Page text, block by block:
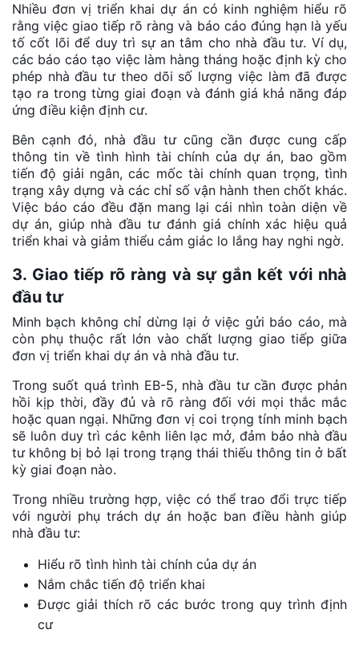
Nhiều đơn vị triển khai dự án có kinh nghiệm hiểu rõ
rằng việc giao tiếp rõ ràng và báo cáo đúng hạn là yếu
tố cốt lõi để duy trì sự an tâm cho nhà đầu tư. Ví dụ,
các báo cáo tạo việc làm hàng tháng hoặc định kỳ cho
phép nhà đầu tư theo dõi số lượng việc làm đã được
tạo ra trong từng giai đoạn và đánh giá khả năng đáp
ứng điều kiện định cư.
Bên cạnh đó, nhà đầu tư cũng cần được cung cấp
thông tin về tình hình tài chính của dự án, bao gồm
tiến độ giải ngân, các mốc tài chính quan trọng, tình
trạng xây dựng và các chỉ số vận hành then chốt khác.
Việc báo cáo đều đặn mang lại cái nhìn toàn diện về
dự án, giúp nhà đầu tư đánh giá chính xác hiệu quả
triển khai và giảm thiểu cảm giác lo lắng hay nghi ngờ.
3. Giao tiếp rõ ràng và sự gắn kết với nhà
đầu tư
Minh bạch không chỉ dừng lại ở việc gửi báo cáo, mà
còn phụ thuộc rất lớn vào chất lượng giao tiếp giữa
đơn vị triển khai dự án và nhà đầu tư.
Trong suốt quá trình EB-5, nhà đầu tư cần được phản
hồi kịp thời, đầy đủ và rõ ràng đối với mọi thắc mắc
hoặc quan ngại. Những đơn vị coi trọng tính minh bạch
sẽ luôn duy trì các kênh liên lạc mở, đảm bảo nhà đầu
tư không bị bỏ lại trong trạng thái thiếu thông tin ở bất
kỳ giai đoạn nào.
Trong nhiều trường hợp, việc có thể trao đổi trực tiếp
với người phụ trách dự án hoặc ban điều hành giúp
nhà đầu tư:
Hiểu rõ tình hình tài chính của dự án
Nắm chắc tiến độ triển khai
Được giải thích rõ các bước trong quy trình định
cư